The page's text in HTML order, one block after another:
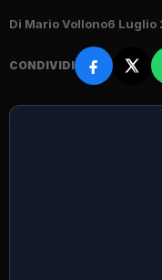
Di Mario Vollono6 Luglio
CONDIVIDI